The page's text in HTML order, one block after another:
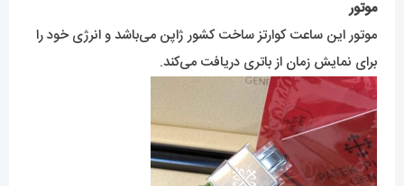
موتور
موتور این ساعت کوارتز ساخت کشور ژاپن می‌باشد و انرژی خود را
برای نمایش زمان از باتری دریافت می‌کند.